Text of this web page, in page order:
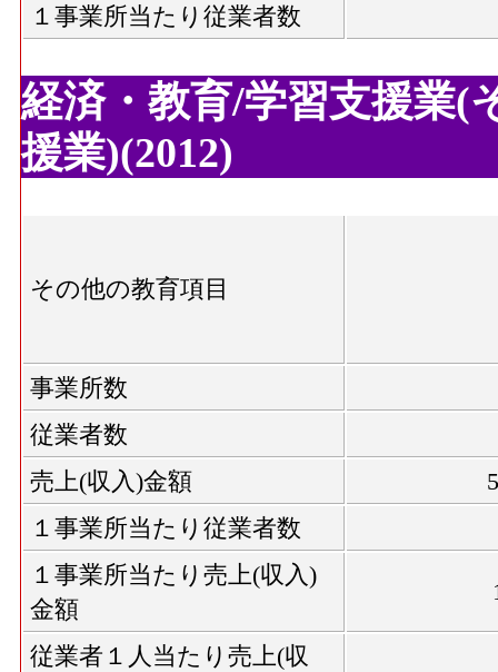
１事業所当たり従業者数
経済・教育/学習支援業(
援業)(2012)
その他の教育項目
事業所数
従業者数
売上(収入)金額
１事業所当たり従業者数
１事業所当たり売上(収入)
金額
従業者１人当たり売上(収